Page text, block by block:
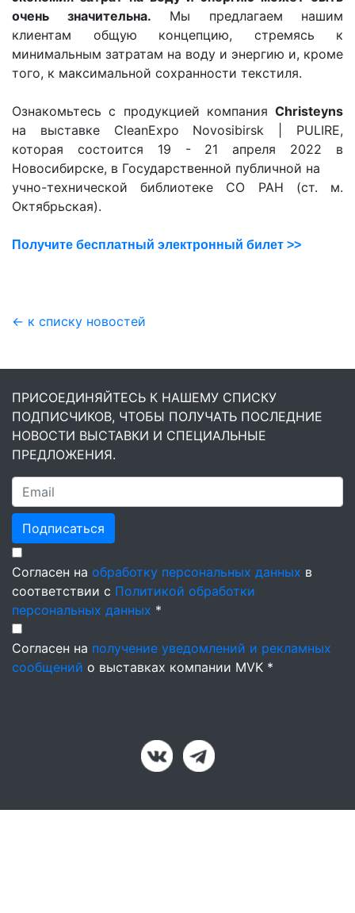
очень значительна. Мы предлагаем нашим
клиентам общую концепцию, стремясь к
минимальным затратам на воду и энергию и, кроме
того, к максимальной сохранности текстиля.
Ознакомьтесь с продукцией компания Christeyns
на выставке CleanExpo Novosibirsk | PULIRE,
которая состоится 19 - 21 апреля 2022 в
Новосибирскe, в Государственной публичной на
учно-технической библиотеке СО РАН (ст. м.
Октябрьская).
Получите бесплатный электронный билет >>
← к списку новостей
ПРИСОЕДИНЯЙТЕСЬ К НАШЕМУ СПИСКУ
ПОДПИСЧИКОВ, ЧТОБЫ ПОЛУЧАТЬ ПОСЛЕДНИЕ
НОВОСТИ ВЫСТАВКИ И СПЕЦИАЛЬНЫЕ
ПРЕДЛОЖЕНИЯ.
Подписаться
Согласен на обработку персональных данных в
соответствии с Политикой обработки
персональных данных *
Согласен на получение уведомлений и рекламных
сообщений о выставках компании MVK *